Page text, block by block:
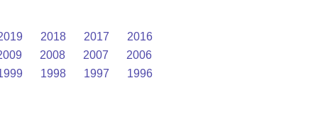
2018 2017
2016
2008 2007
2006
1998 1997
1996